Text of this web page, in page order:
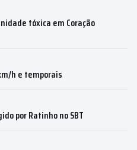
tóxica em Coração
h e temporais
por Ratinho no SBT